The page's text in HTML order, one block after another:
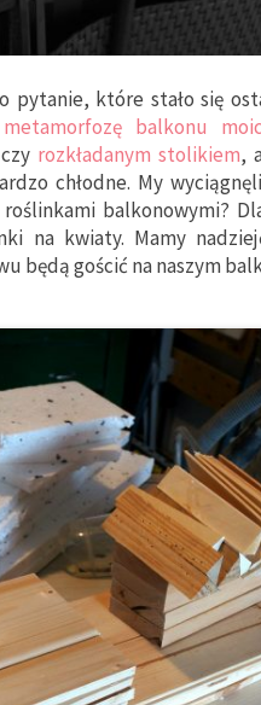
pytanie, które stało się
metamorfozę balkonu
rozkładanym stolikiem,
chłodne. My
balkonowymi?
na kwiaty. Mamy
będą gościć na naszym